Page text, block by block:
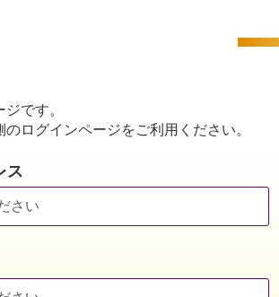
です。
ログインページをご利用ください。
ス